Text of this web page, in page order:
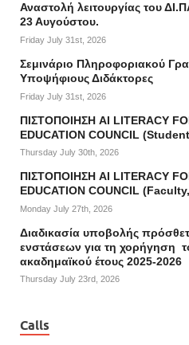
Αναστολή λειτουργίας του
23 Αυγούστου.
Friday July 31st, 2026
Σεμινάριο Πληροφοριακού
Υποψήφιους Διδάκτορες
Friday July 31st, 2026
ΠΙΣΤΟΠΟΙΗΣΗ AI LITERACY
EDUCATION COUNCIL
Thursday July 30th, 2026
ΠΙΣΤΟΠΟΙΗΣΗ AI LITERACY
EDUCATION COUNCIL
Monday July 27th, 2026
Διαδικασία υποβολής
ενστάσεων για τη χορήγηση
ακαδημαϊκού έτους 2025-2026
Thursday July 23rd, 2026
Calls